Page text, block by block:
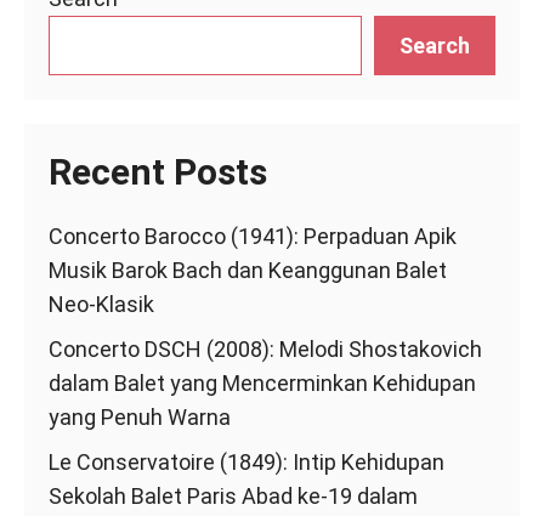
Search
Recent Posts
Concerto Barocco (1941): Perpaduan Apik
Musik Barok Bach dan Keanggunan Balet
Neo-Klasik
Concerto DSCH (2008): Melodi Shostakovich
dalam Balet yang Mencerminkan Kehidupan
yang Penuh Warna
Le Conservatoire (1849): Intip Kehidupan
Sekolah Balet Paris Abad ke-19 dalam